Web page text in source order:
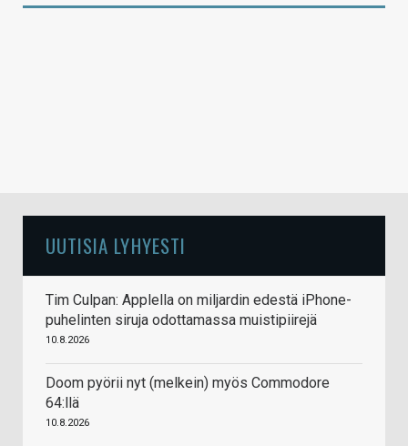
UUTISIA LYHYESTI
Tim Culpan: Applella on miljardin edestä iPhone-
puhelinten siruja odottamassa muistipiirejä
10.8.2026
Doom pyörii nyt (melkein) myös Commodore
64:llä
10.8.2026